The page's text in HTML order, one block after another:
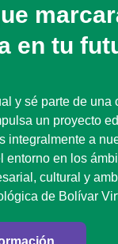
en tu
y sé parte de una
un proyecto
integralmente a
entorno en los
cultural y
de Bolívar